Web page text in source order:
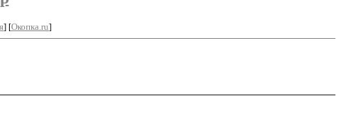
] [Окопка.ru]